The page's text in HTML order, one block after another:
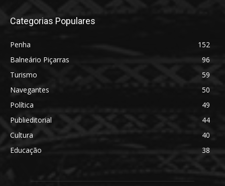
Categorias Populares
Penha
152
Balneário Piçarras
96
Turismo
59
Navegantes
50
Política
49
Publieditorial
44
Cultura
40
Educação
38